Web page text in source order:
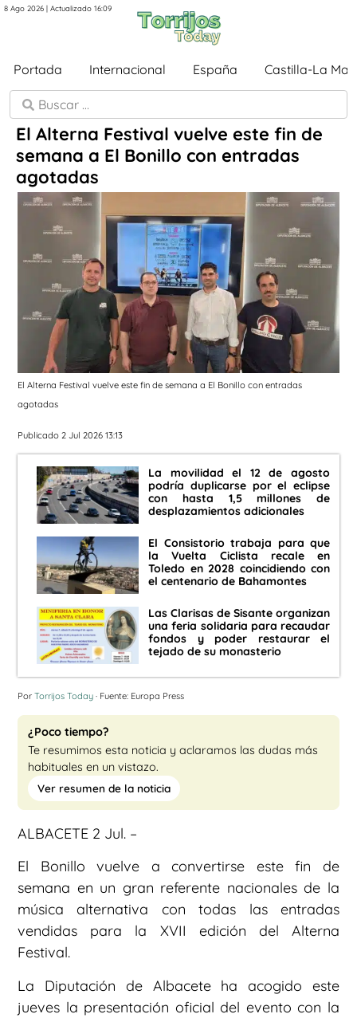
8 Ago 2026 | Actualizado 16:09
Portada Internacional España Castilla-La
El Alterna Festival vuelve este fin de
semana a El Bonillo con entradas
agotadas
El Alterna Festival vuelve este fin de semana a El Bonillo con entradas
agotadas
Publicado 2 Jul 2026 13:13
La movilidad el 12 de agosto
podría duplicarse por el eclipse
con hasta 1,5 millones de
desplazamientos adicionales
El Consistorio trabaja para que
la Vuelta Ciclista recale en
Toledo en 2028 coincidiendo con
el centenario de Bahamontes
Las Clarisas de Sisante organizan
una feria solidaria para recaudar
fondos y poder restaurar el
tejado de su monasterio
Por Torrijos Today · Fuente: Europa Press
¿Poco tiempo?
Te resumimos esta noticia y aclaramos las dudas más
habituales en un vistazo.
Ver resumen de la noticia
ALBACETE 2 Jul. –
El Bonillo vuelve a convertirse este fin de
semana en un gran referente nacionales de la
música alternativa con todas las entradas
vendidas para la XVII edición del Alterna
Festival.
La Diputación de Albacete ha acogido este
jueves la presentación oficial del evento con la